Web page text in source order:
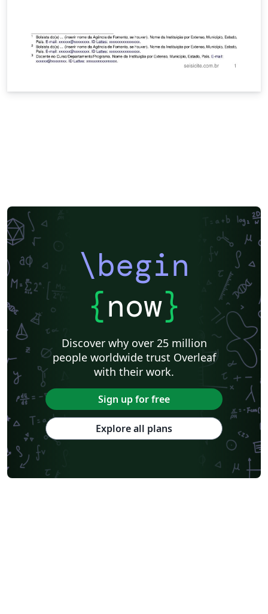
\begin
{now}
Discover why over 25 million
people worldwide trust Overleaf
with their work.
Sign up for free
Explore all plans